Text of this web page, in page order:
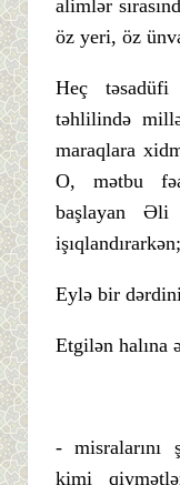
alimlər
öz yeri, öz
Heç
təhlilində
maraqlara
O, mətbu
başlayan Əli
işıqlandırarkən;
Eylə bir
Etgilən halına
- misralarını
kimi